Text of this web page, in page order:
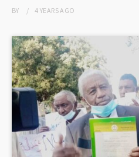
BY 4 YEARSAGO